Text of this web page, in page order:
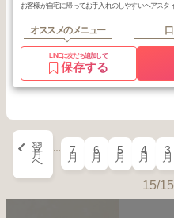
お客様が自宅に帰ってお手入れのしやすいヘアスタ
オススメのメニュー
LINEに友だち追加して
保存する
翌
月
へ
… 7
月
6
月
5
月
4
月
3
月
15/